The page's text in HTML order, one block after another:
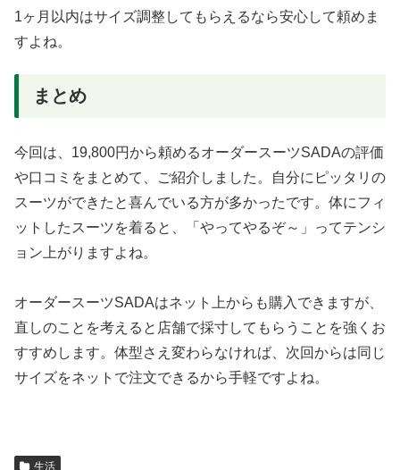
1ヶ月以内はサイズ調整してもらえるなら安心して頼めま
すよね。
まとめ
今回は、19,800円から頼めるオーダースーツSADAの評価
や口コミをまとめて、ご紹介しました。自分にピッタリの
スーツができたと喜んでいる方が多かったです。体にフィ
ットしたスーツを着ると、「やってやるぞ～」ってテンシ
ョン上がりますよね。
オーダースーツSADAはネット上からも購入できますが、
直しのことを考えると店舗で採寸してもらうことを強くお
すすめします。体型さえ変わらなければ、次回からは同じ
サイズをネットで注文できるから手軽ですよね。
生活